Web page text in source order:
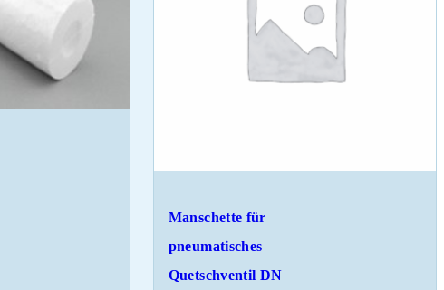
Manschette für
pneumatisches
Quetschventil DN